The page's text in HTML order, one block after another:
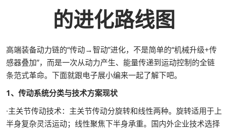
的进化路线图
高端装备动力链的“传动→智动”进化，不是简单的“机械升级+传
感器叠加”，而是一次从动力产生、能量传递到运动控制的全链
条范式革命。下面就跟电子展小编来一起了解下吧。
1、传动系统分类与技术方案现状
·主关节传动技术：主关节传动分旋转和线性两种。旋转适用于上
半身复杂灵活运动；线性聚焦下半身承重。国内外企业技术选择